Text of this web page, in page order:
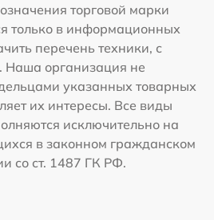
торговой марки
только в информационных
перечень техники, с
Наша организация не
указанных товарных
их интересы. Все виды
исключительно на
в законном гражданском
со ст. 1487 ГК РФ.